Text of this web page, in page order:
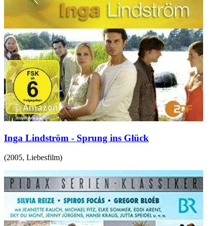
Inga Lindström - Sprung ins Glück
(2005, Liebesfilm)